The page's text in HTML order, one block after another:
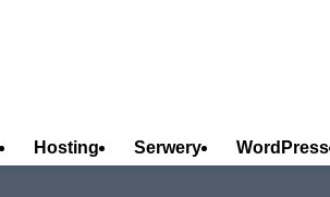
Hosting Serwery WordPress